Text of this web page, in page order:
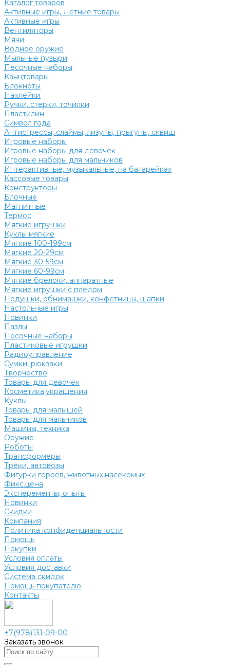
Каталог товаров
Активные игры, Летние товары
Активные игры
Вентиляторы
Мячи
Водное оружие
Мыльные пузыри
Песочные наборы
Канцтовары
Блокноты
Наклейки
Ручки, стерки, точилки
Пластилин
Символ года
Антистрессы, слаймы, лизуны, прыгуны, сквиш
Игровые наборы
Игровые наборы для девочек
Игровые наборы для мальчиков
Интерактивные, музыкальные, на батарейках
Кассовые товары
Конструкторы
Блочные
Магнитные
Термос
Мягкие игрушки
Куклы мягкие
Мягкие 100-199см
Мягкие 20-29см
Мягкие 30-59см
Мягкие 60-99см
Мягкие брелоки, аппаратные
Мягкие игрушки с пледом
Подушки, обнимашки, конфетницы, шапки
Настольные игры
Новинки
Пазлы
Песочные наборы
Пластиковые игрушки
Радиоуправление
Сумки, рюкзаки
Творчество
Товары для девочек
Косметика,украшения
Куклы
Товары для малышей
Товары для мальчиков
Машины, техника
Оружие
Роботы
Трансформеры
Треки, автовозы
Фигурки героев, животных,насекомых
Фикс.цена
Эксперементы, опыты
Новинки
Скидки
Компания
Политика конфиденциальности
Помощь
Покупки
Условия оплаты
Условия доставки
Система скидок
Помощь покупателю
Контакты
+7(978)131-09-00
Заказать звонок